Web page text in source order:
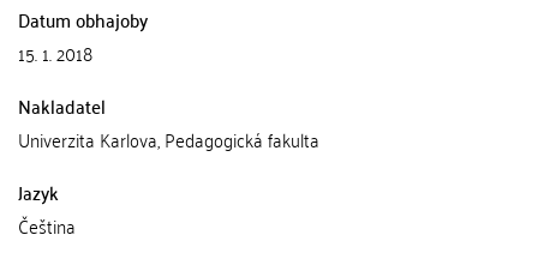
Datum obhajoby
15. 1. 2018
Nakladatel
Univerzita Karlova, Pedagogická fakulta
Jazyk
Čeština